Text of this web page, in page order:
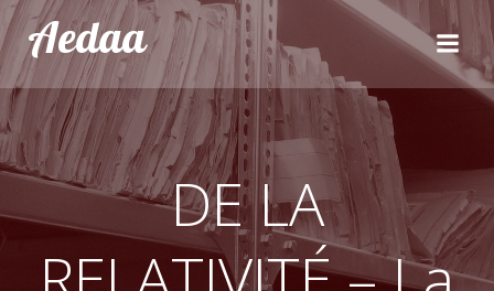
Aller
au
contenu
Aedaa
DE LA